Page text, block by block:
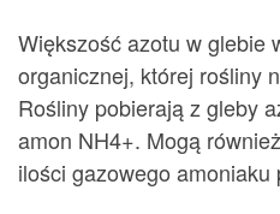
Większość azotu w glebie
organicznej, której rośliny
Rośliny pobierają z gleby
amon NH4+. Mogą
ilości gazowego amoniaku